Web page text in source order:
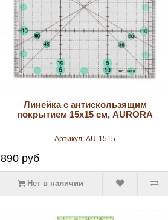
увеличить
Линейка с антискользящим
покрытием 15х15 см, AURORA
Артикул:AU-1515
890 руб
Нет в наличии